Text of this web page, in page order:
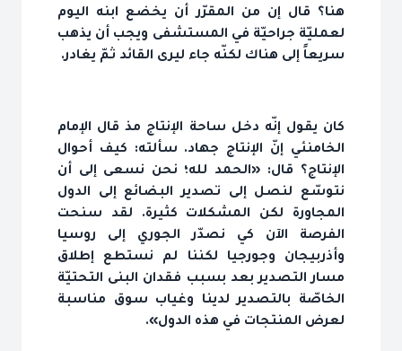
هنا؟ قال إن من المقرّر أن يخضع ابنه اليوم
لعمليّة جراحيّة في المستشفى ويجب أن يذهب
سريعاً إلى هناك لكنّه جاء ليرى القائد ثمّ يغادر.
كان يقول إنّه دخل ساحة الإنتاج مذ قال الإمام
الخامنئي إنّ الإنتاج جهاد. سألته: كيف أحوال
الإنتاج؟ قال: «الحمد لله؛ نحن نسعى إلى أن
نتوسّع لنصل إلى تصدير البضائع إلى الدول
المجاورة لكن المشكلات كثيرة. لقد سنحت
الفرصة الآن كي نصدّر الجوري إلى روسيا
وأذربيجان وجورجيا لكننا لم نستطع إطلاق
مسار التصدير بعد بسبب فقدان البنى التحتيّة
الخاصّة بالتصدير لدينا وغياب سوق مناسبة
لعرض المنتجات في هذه الدول».